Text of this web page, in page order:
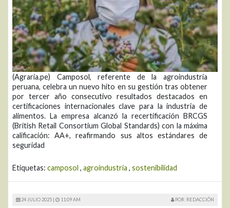
(Agraria.pe) Camposol, referente de la agroindustria
peruana, celebra un nuevo hito en su gestión tras obtener
por tercer año consecutivo resultados destacados en
certificaciones internacionales clave para la industria de
alimentos. La empresa alcanzó la recertificación BRCGS
(British Retail Consortium Global Standards) con la máxima
calificación: AA+, reafirmando sus altos estándares de
seguridad
Etiquetas: camposol , agroindustria , sostenibilidad
24 JULIO 2025 | 11:09 AM POR: REDACCIÓN